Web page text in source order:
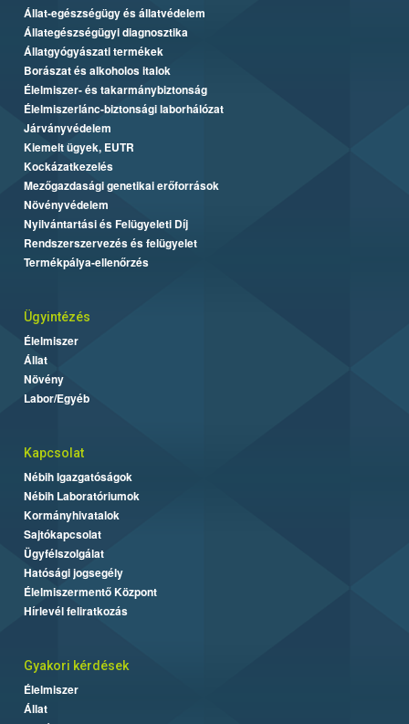
Állat-egészségügy és állatvédelem
Állategészségügyi diagnosztika
Állatgyógyászati termékek
Borászat és alkoholos italok
Élelmiszer- és takarmánybiztonság
Élelmiszerlánc-biztonsági laborhálózat
Járványvédelem
Kiemelt ügyek, EUTR
Kockázatkezelés
Mezőgazdasági genetikai erőforrások
Növényvédelem
Nyilvántartási és Felügyeleti Díj
Rendszerszervezés és felügyelet
Termékpálya-ellenőrzés
Ügyintézés
Élelmiszer
Állat
Növény
Labor/Egyéb
Kapcsolat
Nébih Igazgatóságok
Nébih Laboratóriumok
Kormányhivatalok
Sajtókapcsolat
Ügyfélszolgálat
Hatósági jogsegély
Élelmiszermentő Központ
Hírlevél feliratkozás
Gyakori kérdések
Élelmiszer
Állat